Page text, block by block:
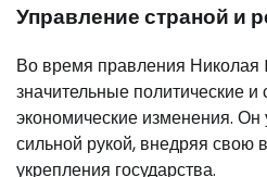
Управление страной и
Во время правления Николая
значительные политические
экономические изменения. Он
сильной рукой, внедряя свою
укрепления государства.